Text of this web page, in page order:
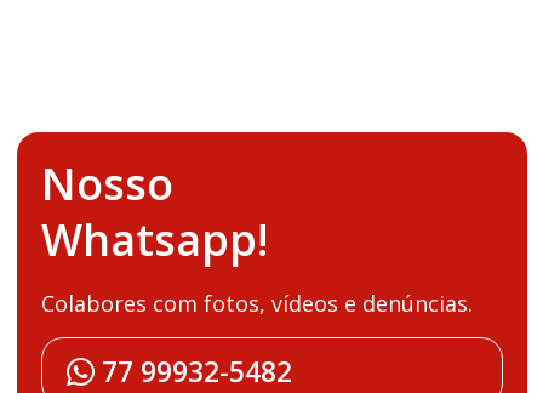
Nosso
Whatsapp!
Colabores com fotos, vídeos e denúncias.
77 99932-5482